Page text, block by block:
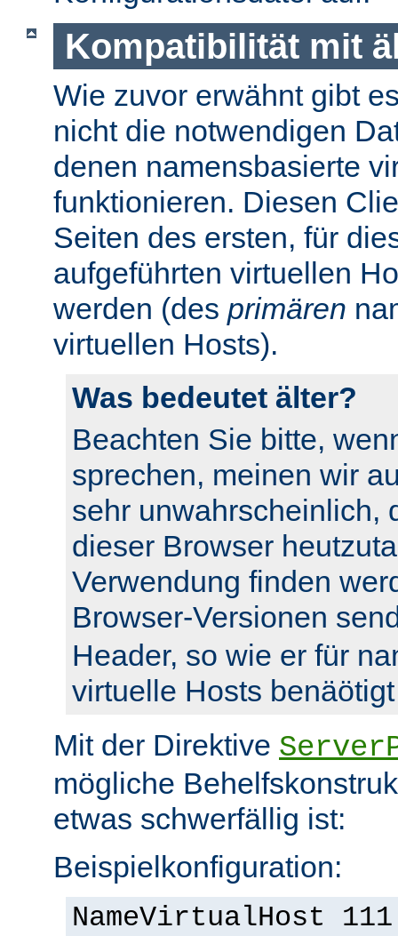
Kompatibilität mit
Wie zuvor erwähnt gibt
nicht die notwendigen
denen namensbasierte
funktionieren. Diesen
Seiten des ersten, für
aufgeführten virtuellen
werden (des primären
virtuellen Hosts).
Was bedeutet älter?
Beachten Sie bitte,
sprechen, meinen wir
sehr unwahrscheinlich,
dieser Browser
Verwendung finden
Browser-Versionen
Header, so wie er für
virtuelle Hosts
Mit der Direktive
mögliche
etwas schwerfällig ist:
Beispielkonfiguration:
NameVirtualHost